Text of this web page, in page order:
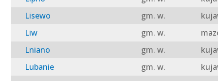
Lisewo
gm. w.
Liw
gm. w.
Lniano
gm. w.
Lubanie
gm. w.